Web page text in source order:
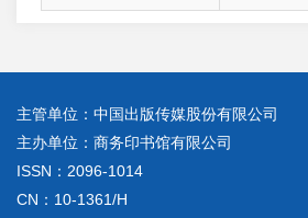
主管单位：中国出版传媒股份有限公司
主办单位：商务印书馆有限公司
ISSN：2096-1014
CN：10-1361/H